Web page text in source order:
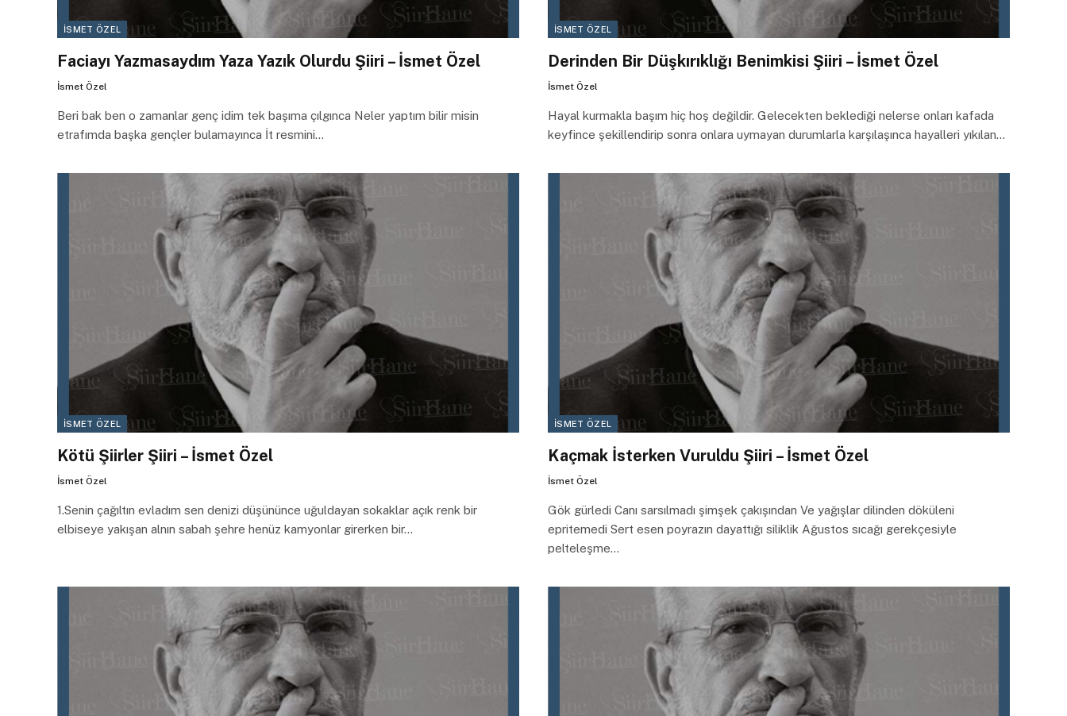
İSMET ÖZEL
Faciayı Yazmasaydım Yaza Yazık Olurdu Şiiri – İsmet Özel
İsmet Özel
Beri bak ben o zamanlar genç idim tek başıma çılgınca Neler yaptım bilir misin
etrafımda başka gençler bulamayınca İt resmini…
İSMET ÖZEL
Derinden Bir Düşkırıklığı Benimkisi Şiiri – İsmet Özel
İsmet Özel
Hayal kurmakla başım hiç hoş değildir. Gelecekten beklediği nelerse onları kafada
keyfince şekillendirip sonra onlara uymayan durumlarla karşılaşınca hayalleri yıkılan…
İSMET ÖZEL
Kötü Şiirler Şiiri – İsmet Özel
İsmet Özel
1.Senin çağıltın evladım sen denizi düşününce uğuldayan sokaklar açık renk bir
elbiseye yakışan alnın sabah şehre henüz kamyonlar girerken bir…
İSMET ÖZEL
Kaçmak İsterken Vuruldu Şiiri – İsmet Özel
İsmet Özel
Gök gürledi Canı sarsılmadı şimşek çakışından Ve yağışlar dilinden döküleni
epritemedi Sert esen poyrazın dayattığı siliklik Ağustos sıcağı gerekçesiyle
pelteleşme…